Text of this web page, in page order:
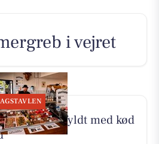
i vejret
har disken fyldt med kød